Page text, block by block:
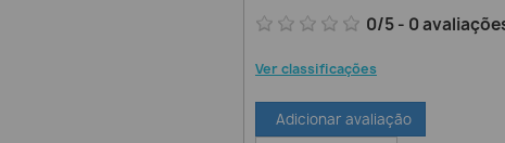
0/5- 0
Ver classificações
Adicionar avaliação